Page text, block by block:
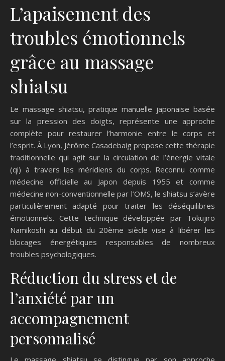
L’apaisement des
troubles émotionnels
grâce au massage
shiatsu
Le massage shiatsu, pratique manuelle japonaise basée
sur la pression des doigts, représente une approche
complète pour restaurer l’harmonie entre le corps et
l’esprit. À Lyon, Jérôme Casadebaig propose cette thérapie
traditionnelle qui agit sur la circulation de l’énergie vitale
(qi) à travers les méridiens du corps. Reconnu comme
médecine officielle au Japon depuis 1955 et comme
médecine non-conventionnelle par l’OMS, le shiatsu s’avère
particulièrement adapté pour traiter les déséquilibres
émotionnels. Cette technique développée par Tokujirō
Namikoshi au début du 20ème siècle vise à libérer les
blocages énergétiques responsables de nombreux
troubles psychologiques.
Réduction du stress et de
l’anxiété par un
accompagnement
personnalisé